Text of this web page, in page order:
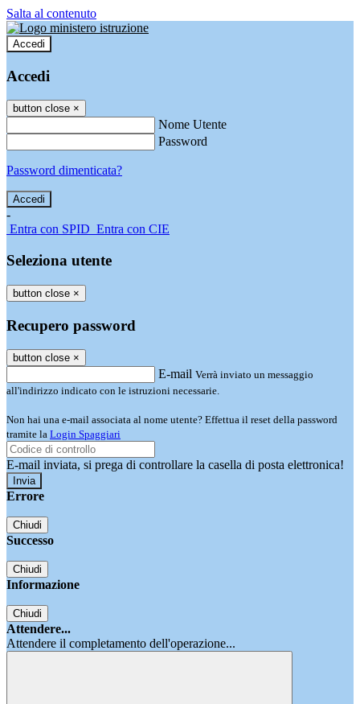
Salta al contenuto
Accedi
Accedi
button close ×
Nome Utente
Password
Password dimenticata?
-
Entra con SPID Entra con CIE
Seleziona utente
button close ×
Recupero password
button close ×
E-mail Verrà inviato un messaggio
all'indirizzo indicato con le istruzioni necessarie.
Non hai una e-mail associata al nome utente? Effettua il reset della password
tramite la Login Spaggiari
E-mail inviata, si prega di controllare la casella di posta elettronica!
Errore
Chiudi
Successo
Chiudi
Informazione
Chiudi
Attendere...
Attendere il completamento dell'operazione...